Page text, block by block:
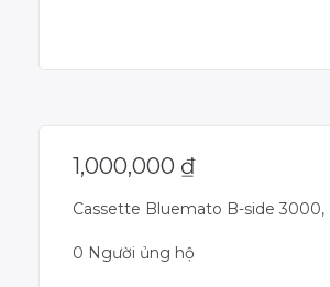
1,000,000 ₫
Cassette Bluemato B-side 3000,
0 Người ủng hộ